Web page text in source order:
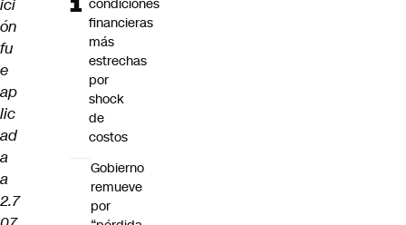
ici
ón
fu
e
ap
lic
ad
a
a
2.7
condiciones
financieras
más
estrechas
por
shock
de
costos
Gobierno
remueve
por